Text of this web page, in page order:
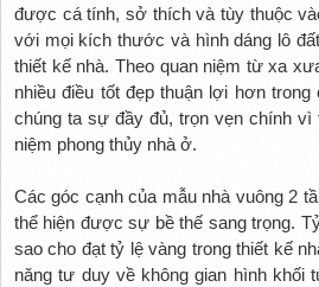
được cá tính, sở thích và tùy thuộc
với mọi kích thước và hình dáng lô
thiết kế nhà. Theo quan niệm từ xa
nhiều điều tốt đẹp thuận lợi hơn
chúng ta sự đầy đủ, trọn vẹn chính
niệm phong thủy nhà ở.
Các góc cạnh của mẫu nhà vuông 2
thể hiện được sự bề thế sang trọng.
sao cho đạt tỷ lệ vàng trong thiết kế
năng tư duy về không gian hình